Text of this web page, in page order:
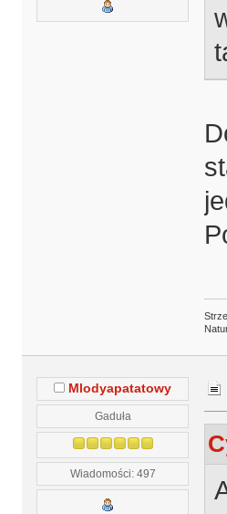
Mlodyapatatowy
Gaduła
Wiadomości: 497